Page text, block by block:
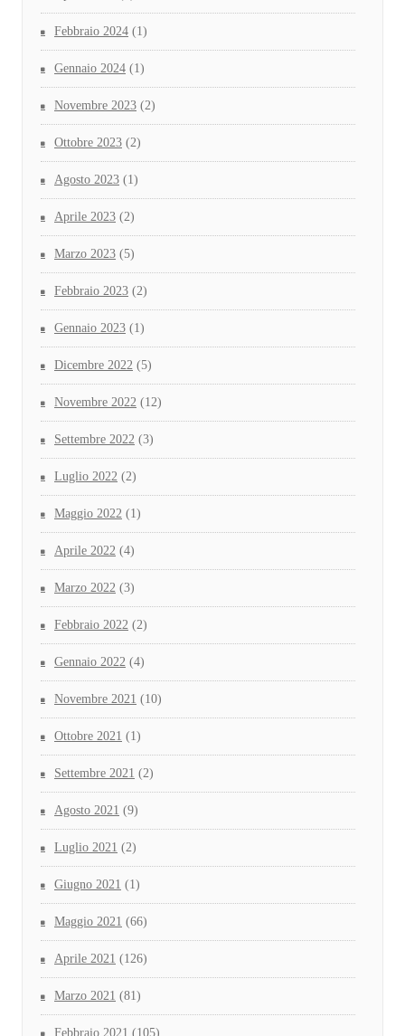
Febbraio 2024 (1)
Gennaio 2024 (1)
Novembre 2023 (2)
Ottobre 2023 (2)
Agosto 2023 (1)
Aprile 2023 (2)
Marzo 2023 (5)
Febbraio 2023 (2)
Gennaio 2023 (1)
Dicembre 2022 (5)
Novembre 2022 (12)
Settembre 2022 (3)
Luglio 2022 (2)
Maggio 2022 (1)
Aprile 2022 (4)
Marzo 2022 (3)
Febbraio 2022 (2)
Gennaio 2022 (4)
Novembre 2021 (10)
Ottobre 2021 (1)
Settembre 2021 (2)
Agosto 2021 (9)
Luglio 2021 (2)
Giugno 2021 (1)
Maggio 2021 (66)
Aprile 2021 (126)
Marzo 2021 (81)
Febbraio 2021 (105)